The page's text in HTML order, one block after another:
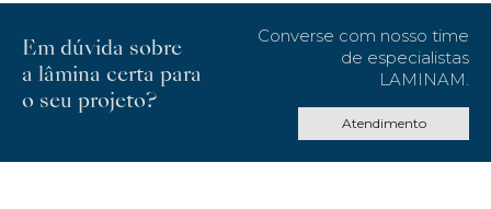
Em dúvida sobre
a lâmina certa para
o seu projeto?
Converse com nosso time
de especialistas
LAMINAM.
Atendimento